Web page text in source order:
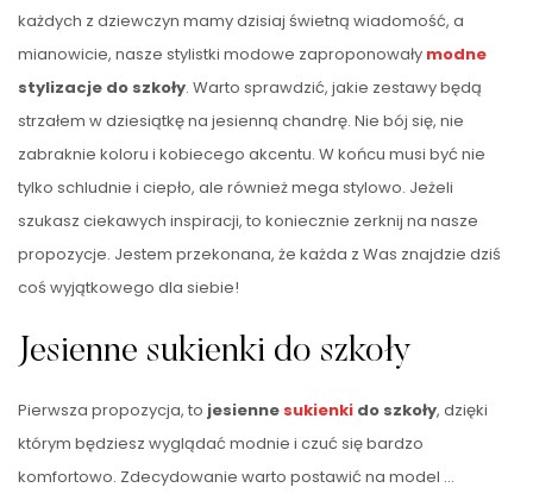
każdych z dziewczyn mamy dzisiaj świetną wiadomość, a
mianowicie, nasze stylistki modowe zaproponowały modne
stylizacje do szkoły. Warto sprawdzić, jakie zestawy będą
strzałem w dziesiątkę na jesienną chandrę. Nie bój się, nie
zabraknie koloru i kobiecego akcentu. W końcu musi być nie
tylko schludnie i ciepło, ale również mega stylowo. Jeżeli
szukasz ciekawych inspiracji, to koniecznie zerknij na nasze
propozycje. Jestem przekonana, że każda z Was znajdzie dziś
coś wyjątkowego dla siebie!
Jesienne sukienki do szkoły
Pierwsza propozycja, to jesienne sukienki do szkoły, dzięki
którym będziesz wyglądać modnie i czuć się bardzo
komfortowo. Zdecydowanie warto postawić na model …